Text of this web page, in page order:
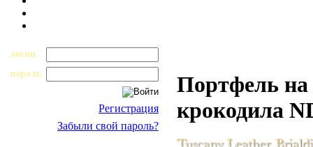
логин
пароль
Регистрация
Забыли свой пароль?
Портфель на
крокодила